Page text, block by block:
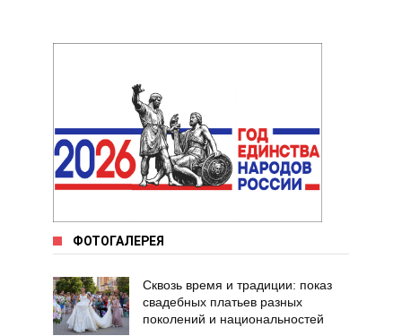
ФОТОГАЛЕРЕЯ
Сквозь время и традиции: показ
свадебных платьев разных
поколений и национальностей